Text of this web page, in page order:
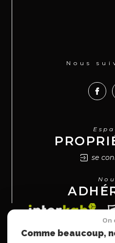
Nous
se
On
Comme beaucoup,